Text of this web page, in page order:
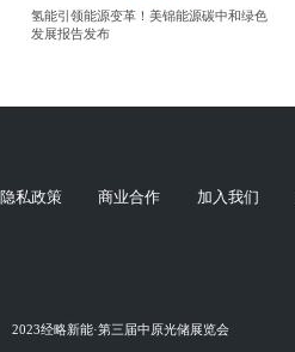
氢能引领能源变革！美锦能源碳中和绿色
发展报告发布
隐私政策 商业合作 加入我们
2023经略新能·第三届中原光储展览会